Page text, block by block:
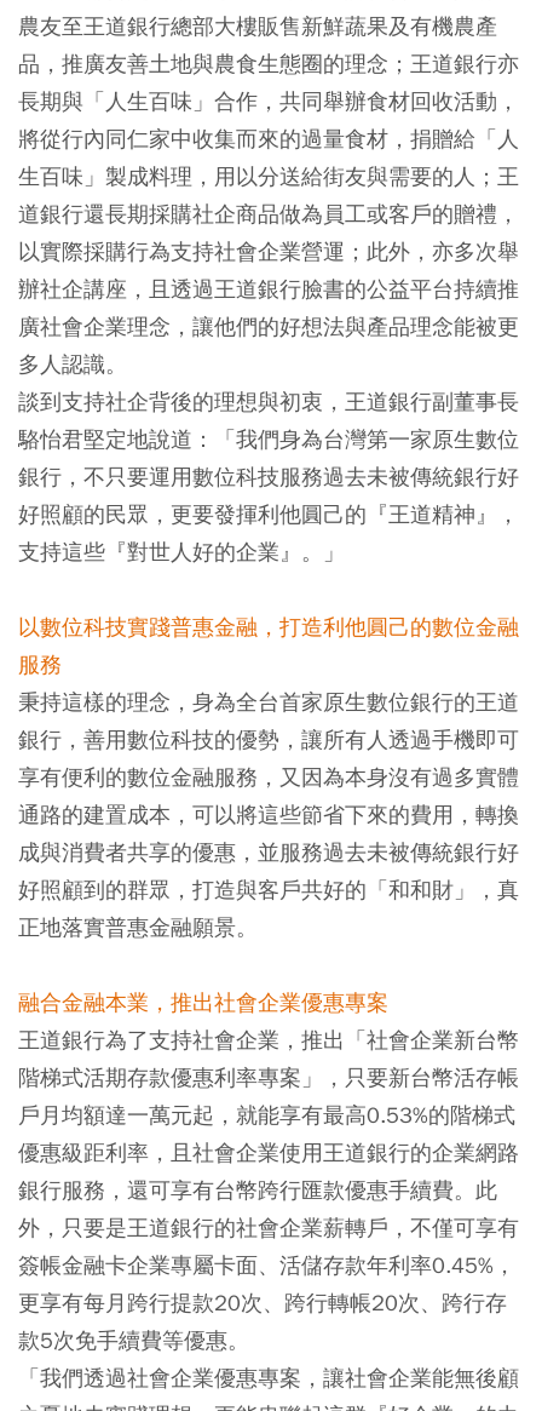
農友至王道銀行總部大樓販售新鮮蔬果及有機農產
品，推廣友善土地與農食生態圈的理念；王道銀行亦
長期與「人生百味」合作，共同舉辦食材回收活動，
將從行內同仁家中收集而來的過量食材，捐贈給「人
生百味」製成料理，用以分送給街友與需要的人；王
道銀行還長期採購社企商品做為員工或客戶的贈禮，
以實際採購行為支持社會企業營運；此外，亦多次舉
辦社企講座，且透過王道銀行臉書的公益平台持續推
廣社會企業理念，讓他們的好想法與產品理念能被更
多人認識。
談到支持社企背後的理想與初衷，王道銀行副董事長
駱怡君堅定地說道：「我們身為台灣第一家原生數位
銀行，不只要運用數位科技服務過去未被傳統銀行好
好照顧的民眾，更要發揮利他圓己的『王道精神』，
支持這些『對世人好的企業』。」
以數位科技實踐普惠金融，打造利他圓己的數位金融
服務
秉持這樣的理念，身為全台首家原生數位銀行的王道
銀行，善用數位科技的優勢，讓所有人透過手機即可
享有便利的數位金融服務，又因為本身沒有過多實體
通路的建置成本，可以將這些節省下來的費用，轉換
成與消費者共享的優惠，並服務過去未被傳統銀行好
好照顧到的群眾，打造與客戶共好的「和和財」，真
正地落實普惠金融願景。
融合金融本業，推出社會企業優惠專案
王道銀行為了支持社會企業，推出「社會企業新台幣
階梯式活期存款優惠利率專案」，只要新台幣活存帳
戶月均額達一萬元起，就能享有最高0.53%的階梯式
優惠級距利率，且社會企業使用王道銀行的企業網路
銀行服務，還可享有台幣跨行匯款優惠手續費。此
外，只要是王道銀行的社會企業薪轉戶，不僅可享有
簽帳金融卡企業專屬卡面、活儲存款年利率0.45%，
更享有每月跨行提款20次、跨行轉帳20次、跨行存
款5次免手續費等優惠。
「我們透過社會企業優惠專案，讓社會企業能無後顧